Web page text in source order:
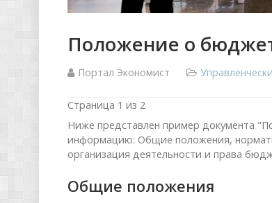
Положение о
Портал Экономист
Страница 1 из 2
Ниже представлен пример документа
информацию: Общие положения,
организация деятельности и права
Общие положения